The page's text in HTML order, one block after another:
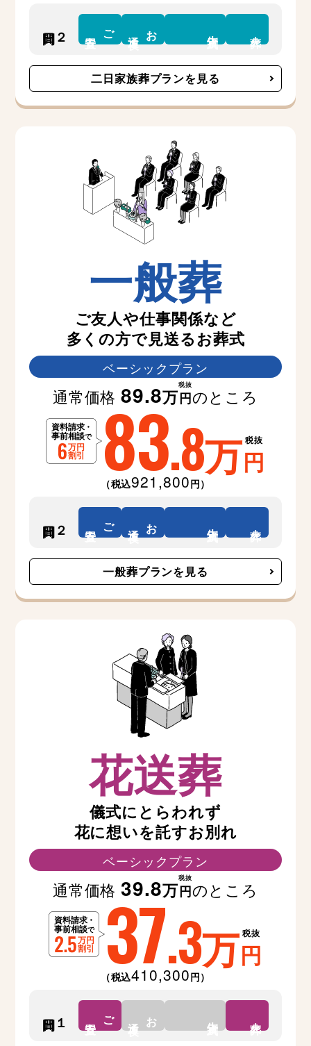
ご お
二日家族葬プランを見る
一般葬
ご友人や仕事関係など
多くの方で見送るお葬式
ベーシックプラン
通常価格89.8万円
税抜
のところ
83.8万円
税抜
（税込921,800円）
ご お
一般葬プランを見る
花送葬
儀式にとらわれず
花に想いを託すお別れ
ベーシックプラン
通常価格 39.8万円
税抜
のところ
37.3万円
税抜
（税込410,300円）
ご お